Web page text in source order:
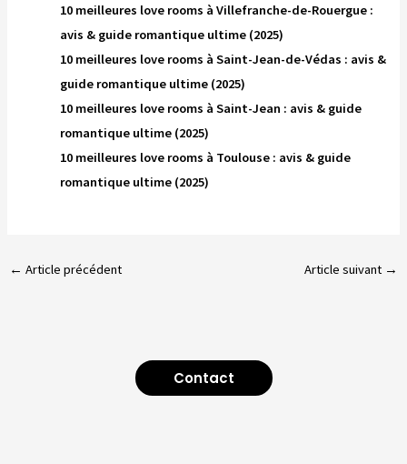
10 meilleures love rooms à Villefranche-de-Rouergue :
avis & guide romantique ultime (2025)
10 meilleures love rooms à Saint-Jean-de-Védas : avis &
guide romantique ultime (2025)
10 meilleures love rooms à Saint-Jean : avis & guide
romantique ultime (2025)
10 meilleures love rooms à Toulouse : avis & guide
romantique ultime (2025)
← Article précédent Article suivant →
Contact